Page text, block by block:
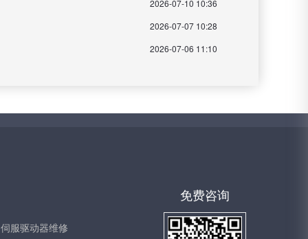
2026-07-10 10:36
2026-07-07 10:28
2026-07-06 11:10
伺服驱动器维修
免费咨询